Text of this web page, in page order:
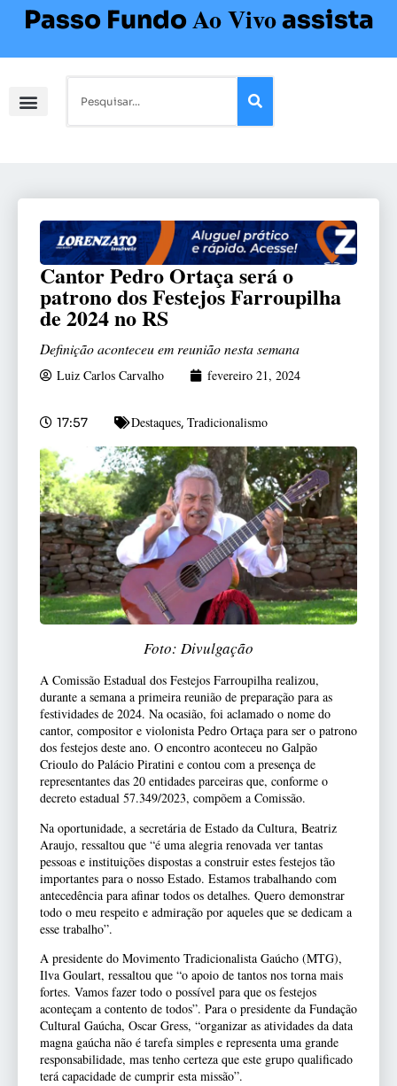
Passo FundoAo Vivoassista
Cantor Pedro Ortaça será o
patrono dos Festejos Farroupilha
de 2024 no RS
Definição aconteceu em reunião nesta semana
Luiz Carlos Carvalho fevereiro 21, 2024
17:57 Destaques, Tradicionalismo
Foto: Divulgação
A Comissão Estadual dos Festejos Farroupilha realizou,
durante a semana a primeira reunião de preparação para as
festividades de 2024. Na ocasião, foi aclamado o nome do
cantor, compositor e violonista Pedro Ortaça para ser o patrono
dos festejos deste ano. O encontro aconteceu no Galpão
Crioulo do Palácio Piratini e contou com a presença de
representantes das 20 entidades parceiras que, conforme o
decreto estadual 57.349/2023, compõem a Comissão.
Na oportunidade, a secretária de Estado da Cultura, Beatriz
Araujo, ressaltou que “é uma alegria renovada ver tantas
pessoas e instituições dispostas a construir estes festejos tão
importantes para o nosso Estado. Estamos trabalhando com
antecedência para afinar todos os detalhes. Quero demonstrar
todo o meu respeito e admiração por aqueles que se dedicam a
esse trabalho”.
A presidente do Movimento Tradicionalista Gaúcho (MTG),
Ilva Goulart, ressaltou que “o apoio de tantos nos torna mais
fortes. Vamos fazer todo o possível para que os festejos
aconteçam a contento de todos”. Para o presidente da Fundação
Cultural Gaúcha, Oscar Gress, “organizar as atividades da data
magna gaúcha não é tarefa simples e representa uma grande
responsabilidade, mas tenho certeza que este grupo qualificado
terá capacidade de cumprir esta missão”.